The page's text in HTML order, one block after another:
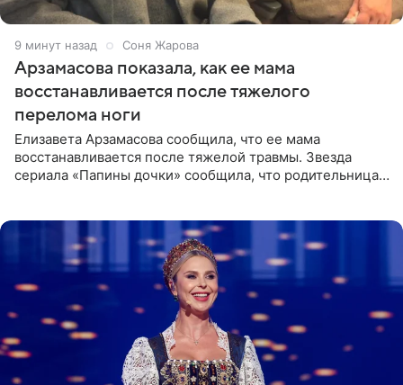
9 минут назад Соня Жарова
Арзамасова показала, как ее мама
восстанавливается после тяжелого
перелома ноги
Елизавета Арзамасова сообщила, что ее мама
восстанавливается после тяжелой травмы. Звезда
сериала «Папины дочки» сообщила, что родительница